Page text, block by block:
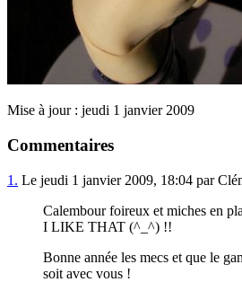
Mise à jour : jeudi 1 janvier 2009
Commentaires
1. Le jeudi 1 janvier 2009, 18:04 par
Calembour foireux et miches en
I LIKE THAT (^_^) !!
Bonne année les mecs et que le
soit avec vous !